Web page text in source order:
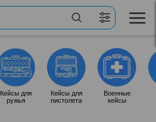
Кейсы для
ружья
Кейсы для
пистолета
Военные
кейсы